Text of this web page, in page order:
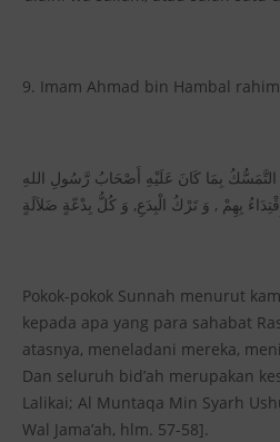
9. Imam Ahmad bin Hambal
بِمَا كَانَ عَلَيْهِ أَصْحَابُ رَّسُولِ اللهِ
Pokok-pokok Sunnah menurut
kepada apa yang para sahabat
atasnya, meneladani mereka,
Dan seluruh bid’ah merupakan
Lalikai; Al Muntaqa Min Syarh
Wal Jama’ah, hlm. 57-58].